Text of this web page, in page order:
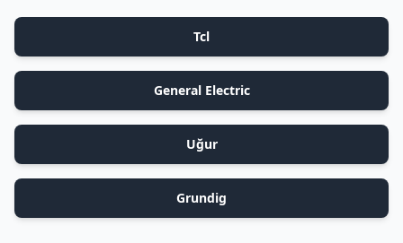
Tcl
General Electric
Uğur
Grundig